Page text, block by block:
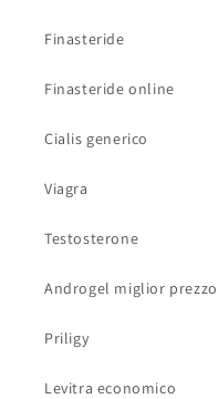
Finasteride
Finasteride online
Cialis generico
Viagra
Testosterone
Androgel miglior prezzo
Priligy
Levitra economico